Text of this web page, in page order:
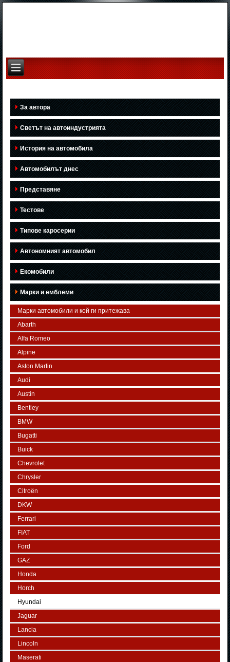
За автора
Светът на автоиндустрията
История на автомобила
Автомобилът днес
Представяне
Тестове
Типове каросерии
Автономният автомобил
Екомобили
Марки и емблеми
Марки автомобили и кой ги притежава
Abarth
Alfa Romeo
Alpine
Aston Martin
Audi
Austin
Bentley
BMW
Bugatti
Buick
Chevrolet
Chrysler
Citroën
DKW
Ferrari
FIAT
Ford
GAZ
Honda
Horch
Hyundai
Jaguar
Lancia
Lincoln
Maserati